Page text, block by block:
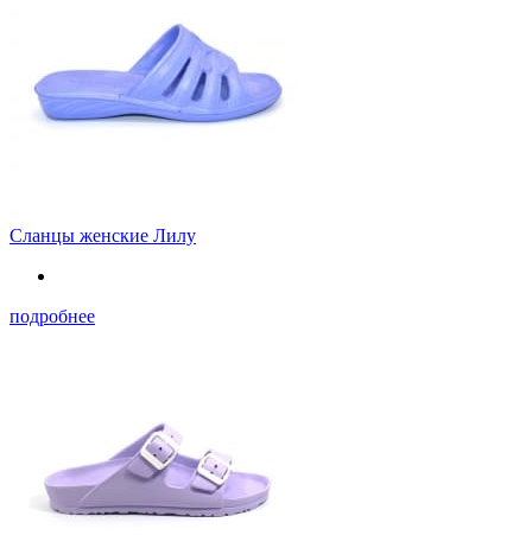
Сланцы женские Лилу
подробнее